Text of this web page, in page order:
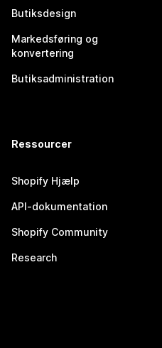
Butiksdesign
Markedsføring og
konvertering
Butiksadministration
Ressourcer
Shopify Hjælp
API-dokumentation
Shopify Community
Research